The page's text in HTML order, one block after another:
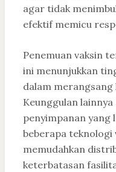
agar tidak
efektif memicu
Penemuan vaksin
ini menunjukkan
dalam merangsang
Keunggulan
penyimpanan yang
beberapa teknologi
memudahkan
keterbatasan